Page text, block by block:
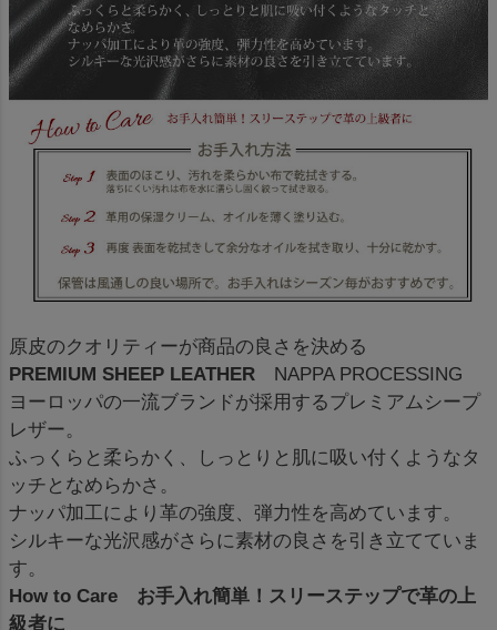
原皮のクオリティーが商品の良さを決める
PREMIUM SHEEP LEATHER NAPPA PROCESSING
ヨーロッパの一流ブランドが採用するプレミアムシープ
レザー。
ふっくらと柔らかく、しっとりと肌に吸い付くようなタ
ッチとなめらかさ。
ナッパ加工により革の強度、弾力性を高めています。
シルキーな光沢感がさらに素材の良さを引き立てていま
す。
How to Care お手入れ簡単！スリーステップで革の上
級者に